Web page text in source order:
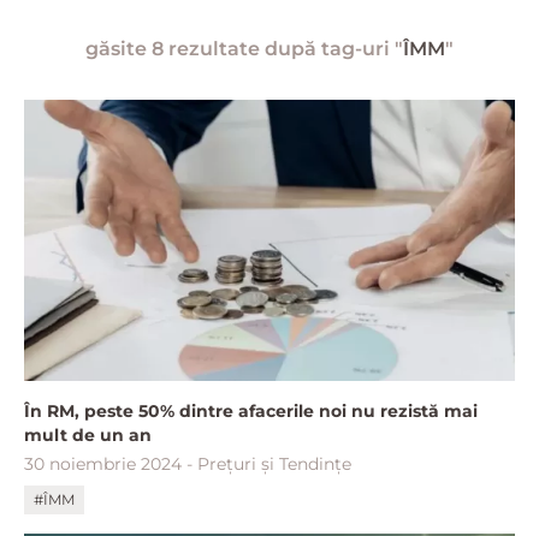
găsite 8 rezultate după tag-uri "ÎMM"
În RM, peste 50% dintre afacerile noi nu rezistă mai
mult de un an
30 noiembrie 2024 - Prețuri și Tendințe
#ÎMM